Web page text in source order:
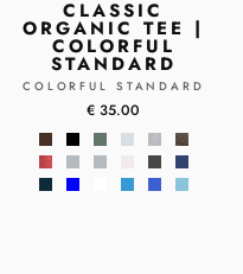
CLASSIC
ORGANIC TEE |
COLORFUL
STANDARD
COLORFUL STANDARD
€ 35.00